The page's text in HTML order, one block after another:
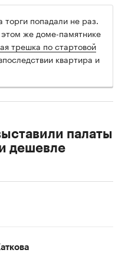
попадали не раз.
же доме-памятнике
трешка по стартовой
квартира и
палаты
дешевле